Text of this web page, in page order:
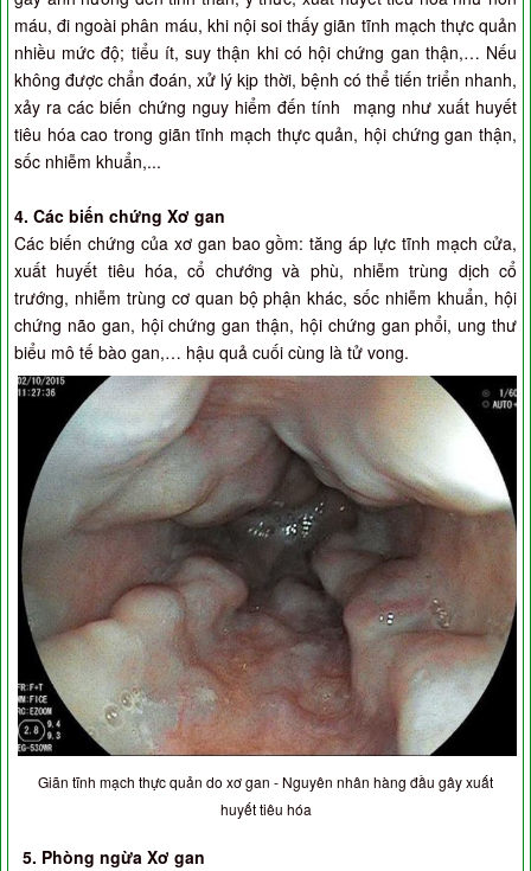
máu, đi ngoài phân máu, khi nội soi thấy giãn tĩnh mạch thực quản
nhiều mức độ; tiểu ít, suy thận khi có hội chứng gan thận,… Nếu
không được chẩn đoán, xử lý kịp thời, bệnh có thể tiến triển nhanh,
xảy ra các biến chứng nguy hiểm đến tính mạng như xuất huyết
tiêu hóa cao trong giãn tĩnh mạch thực quản, hội chứng gan thận,
sốc nhiễm khuẩn,...
4. Các biến chứng Xơ gan
Các biến chứng của xơ gan bao gồm: tăng áp lực tĩnh mạch cửa,
xuất huyết tiêu hóa, cổ chướng và phù, nhiễm trùng dịch cổ
trướng, nhiễm trùng cơ quan bộ phận khác, sốc nhiễm khuẩn, hội
chứng não gan, hội chứng gan thận, hội chứng gan phổi, ung thư
biểu mô tế bào gan,… hậu quả cuối cùng là tử vong.
Giãn tĩnh mạch thực quản do xơ gan - Nguyên nhân hàng đầu gây xuất
huyết tiêu hóa
5. Phòng ngừa Xơ gan